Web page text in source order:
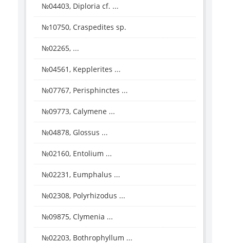
№04403, Diploria cf. ...
№10750, Craspedites sp.
№02265, ...
№04561, Kepplerites ...
№07767, Perisphinctes ...
№09773, Calymene ...
№04878, Glossus ...
№02160, Entolium ...
№02231, Eumphalus ...
№02308, Polyrhizodus ...
№09875, Clymenia ...
№02203, Bothrophyllum ...